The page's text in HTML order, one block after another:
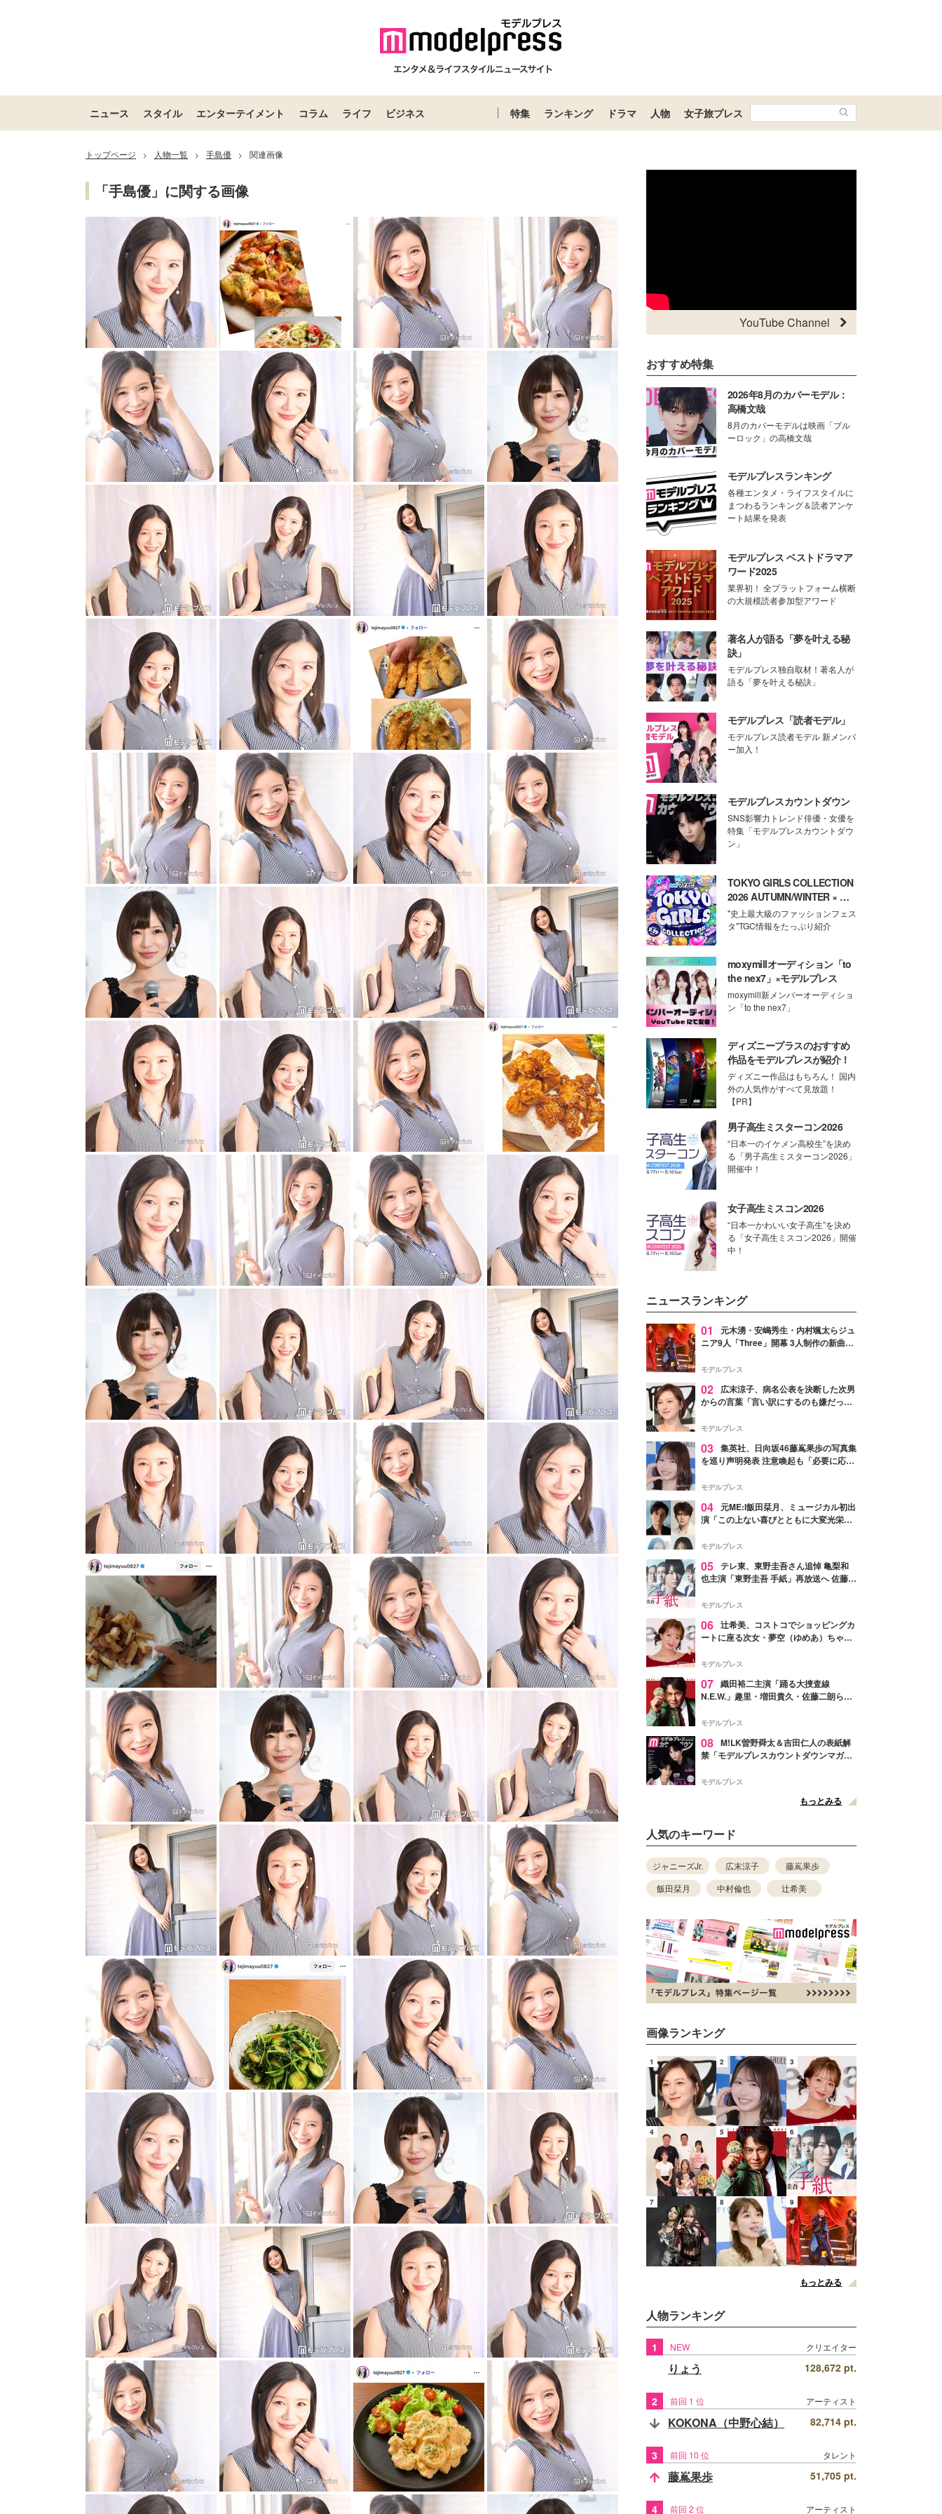
ニュース スタイル エンターテイメント コラム ライフ ビジネス 特集 ランキング ドラマ 人物 女子旅プレス
トップページ > 人物一覧 > 手島優 > 関連画像
「手島優」に関する画像
YouTube Channel
おすすめ特集
2026年8月のカバーモデル：
高橋文哉
8月のカバーモデルは映画「ブル
ーロック」の高橋文哉
モデルプレスランキング
各種エンタメ・ライフスタイルに
まつわるランキング＆読者アンケ
ート結果を発表
モデルプレス ベストドラマア
ワード2025
業界初！ 全プラットフォーム横断
の大規模読者参加型アワード
著名人が語る「夢を叶える秘
訣」
モデルプレス独自取材！著名人が
語る「夢を叶える秘訣」
モデルプレス「読者モデル」
モデルプレス読者モデル 新メンバ
ー加入！
モデルプレスカウントダウン
SNS影響力トレンド俳優・女優を
特集「モデルプレスカウントダウ
ン」
TOKYO GIRLS COLLECTION
2026 AUTUMN/WINTER × モ
デルプレス
"史上最大級のファッションフェス
タ"TGC情報をたっぷり紹介
moxymillオーディション「to
the nex7」×モデルプレス
moxymill新メンバーオーディショ
ン「to the nex7」
ディズニープラスのおすすめ
作品をモデルプレスが紹介！
ディズニー作品はもちろん！ 国内
外の人気作がすべて見放題！
【PR】
男子高生ミスターコン2026
“日本一のイケメン高校生”を決め
る「男子高生ミスターコン2026」
開催中！
女子高生ミスコン2026
“日本一かわいい女子高生”を決め
る「女子高生ミスコン2026」開催
中！
ニュースランキング
01
元木湧・安嶋秀生・内村颯太らジュ
ニア9人「Three」開幕 3人制作の新曲＆
進んで夢を掴みたい」【ゲネプロレポ】
モデルプレス
02
広末涼子、病名公表を決断した次男
からの言葉「言い訳にするのも嫌だっ
モデルプレス
03 集英社、日向坂46藤嶌果歩の写真集
を巡り声明発表 注意喚起も「必要に応じ
モデルプレス
04 元ME:I飯田栞月、ミュージカル初出
演「この上ない喜びとともに大変光栄」
ャスト発表
モデルプレス
05 テレ東、東野圭吾さん追悼 亀梨和
也主演「東野圭吾 手紙」再放送へ 佐藤隆
モデルプレス
06 辻希美、コストコでショッピングカ
ートに座る次女・夢空（ゆめあ）ちゃん
ぎ」「成長を感じる」の声
モデルプレス
07 織田裕二主演「踊る大捜査線
N.E.W.」趣里・増田貴久・佐藤二朗ら新
徴する“謎のキーワード”も
モデルプレス
08 M!LK曽野舜太＆吉田仁人の表紙解
禁「モデルプレスカウントダウンマガジ
モデルプレス
もっとみる
人気のキーワード
ジャニーズJr. 広末涼子
藤嶌果歩
飯田栞月
中村倫也 辻希美
画像ランキング
1 2 3
4 5 6
7 8 9
もっとみる
人物ランキング
1 NEW クリエイター
りょう 128,672 pt.
2 前回 1 位 アーティスト
KOKONA（中野心結） 82,714 pt.
3 前回 10 位 タレント
藤嶌果歩 51,705 pt.
4 前回 2 位 アーティスト